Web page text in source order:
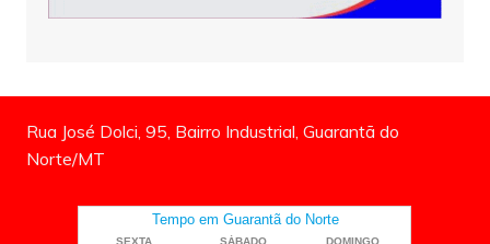
Rua José Dolci, 95, Bairro Industrial, Guarantã do
Norte/MT